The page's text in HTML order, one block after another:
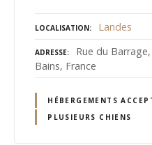
LOCALISATION Landes
ADRESSE
Rue du
Bains, France
HÉBERGEMENTS
PLUSIEURS CHIENS